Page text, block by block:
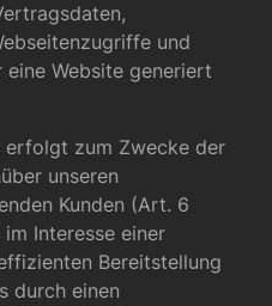
und
Website generiert
erfolgt zum Zwecke der
unseren
Kunden (Art. 6
Interesse einer
Bereitstellung
durch einen